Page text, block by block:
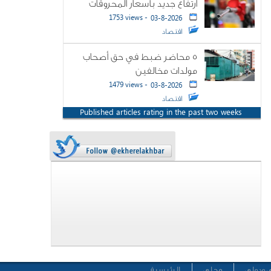
ارتفاع جديد بأسعار المحروقات
03-8-2026
1753 views -
اقتصاد
5 محاضر ضبط في حق أصحاب
مولدات مخالفين
03-8-2026
1479 views -
اقتصاد
Published articles rating in the past two weeks